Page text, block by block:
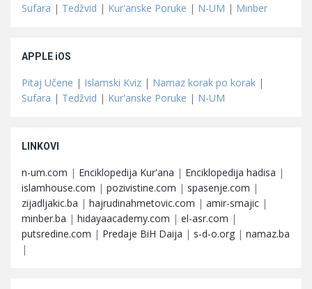
Sufara | Tedžvid | Kur'anske Poruke | N-UM | Minber
APPLE iOS
Pitaj Učene | Islamski Kviz | Namaz korak po korak |
Sufara | Tedžvid | Kur'anske Poruke | N-UM
LINKOVI
n-um.com | Enciklopedija Kur'ana | Enciklopedija hadisa |
islamhouse.com | pozivistine.com | spasenje.com |
zijadljakic.ba | hajrudinahmetovic.com | amir-smajic |
minber.ba | hidayaacademy.com | el-asr.com |
putsredine.com | Predaje BiH Daija | s-d-o.org | namaz.ba
|